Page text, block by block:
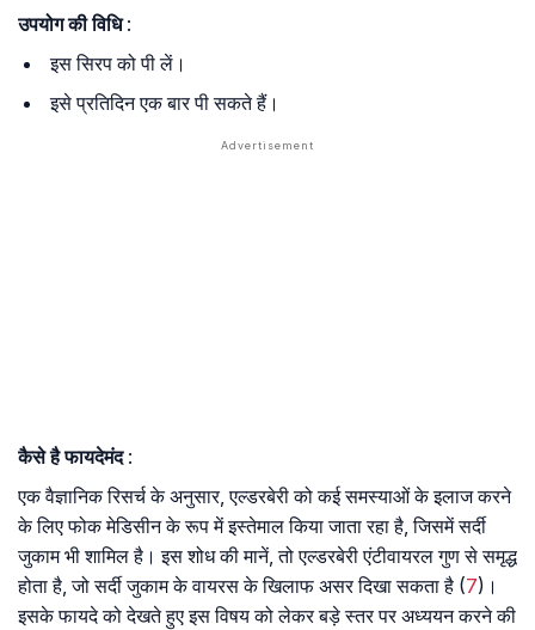
उपयोग की विधि:
इस सिरप को पी लें।
इसे प्रतिदिन एक बार पी सकते हैं।
कैसे है फायदेमंद:
एक वैज्ञानिक रिसर्च के अनुसार, एल्डरबेरी को कई समस्याओं के इलाज करने
के लिए फोक मेडिसीन के रूप में इस्तेमाल किया जाता रहा है, जिसमें सर्दी
जुकाम भी शामिल है। इस शोध की मानें, तो एल्डरबेरी एंटीवायरल गुण से समृद्ध
होता है, जो सर्दी जुकाम के वायरस के खिलाफ असर दिखा सकता है (7)।
इसके फायदे को देखते हुए इस विषय को लेकर बड़े स्तर पर अध्ययन करने की